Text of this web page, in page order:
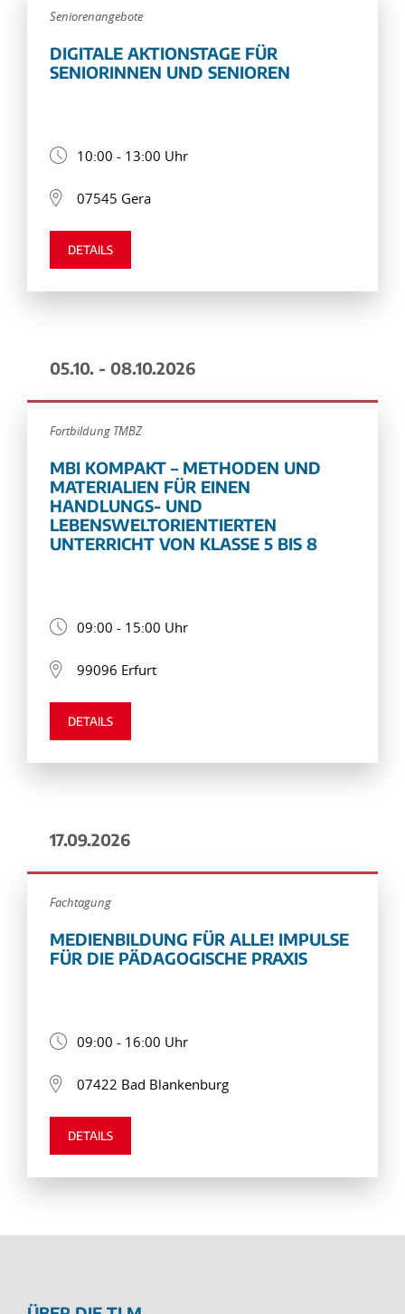
Seniorenangebote
DIGITALE AKTIONSTAGE FÜR
SENIORINNEN UND SENIOREN
10:00 - 13:00 Uhr
07545 Gera
DETAILS
05.10. - 08.10.2026
Fortbildung TMBZ
MBI KOMPAKT – METHODEN UND
MATERIALIEN FÜR EINEN
HANDLUNGS- UND
LEBENSWELTORIENTIERTEN
UNTERRICHT VON KLASSE 5 BIS 8
09:00 - 15:00 Uhr
99096 Erfurt
DETAILS
17.09.2026
Fachtagung
MEDIENBILDUNG FÜR ALLE! IMPULSE
FÜR DIE PÄDAGOGISCHE PRAXIS
09:00 - 16:00 Uhr
07422 Bad Blankenburg
DETAILS